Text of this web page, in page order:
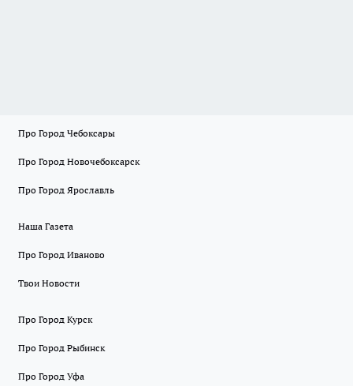
Про Город Чебоксары
Про Город Новочебоксарск
Про Город Ярославль
Наша Газета
Про Город Иваново
Твои Новости
Про Город Курск
Про Город Рыбинск
Про Город Уфа